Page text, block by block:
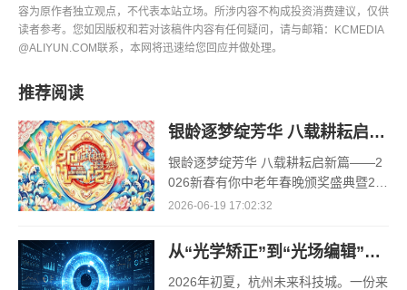
容为原作者独立观点，不代表本站立场。所涉内容不构成投资消费建议，仅供
读者参考。您如因版权和若对该稿件内容有任何疑问，请与邮箱：KCMEDIA
@ALIYUN.COM联系，本网将迅速给您回应并做处理。
推荐阅读
银龄逐梦绽芳华 八载耕耘启新篇
银龄逐梦绽芳华 八载耕耘启新篇——2
026新春有你中老年春晚颁奖盛典暨20
27《玉羊启瑞·羕羙芳华》中老年春晚
年春晚颁奖典礼暨20
2026-06-19 17:02:32
从“光学矫正”到“光场编辑”：眼光智科获余杭领军人才项目加持，重塑视觉健康产业逻辑
2026年初夏，杭州未来科技城。一份来